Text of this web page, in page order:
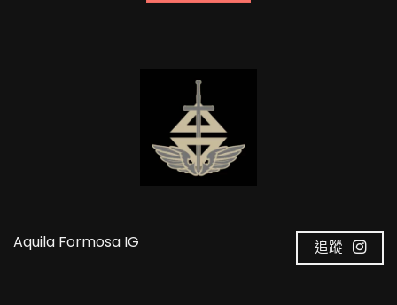
Aquila Formosa IG 追蹤